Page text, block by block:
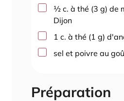
▢
½ c. à thé (3 g) de
Dijon
▢1 c. à thé (1 g)
▢
sel et poivre au
Préparation